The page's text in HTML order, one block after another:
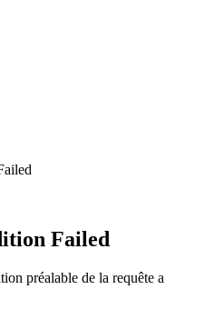
Failed
préalable de la requête a